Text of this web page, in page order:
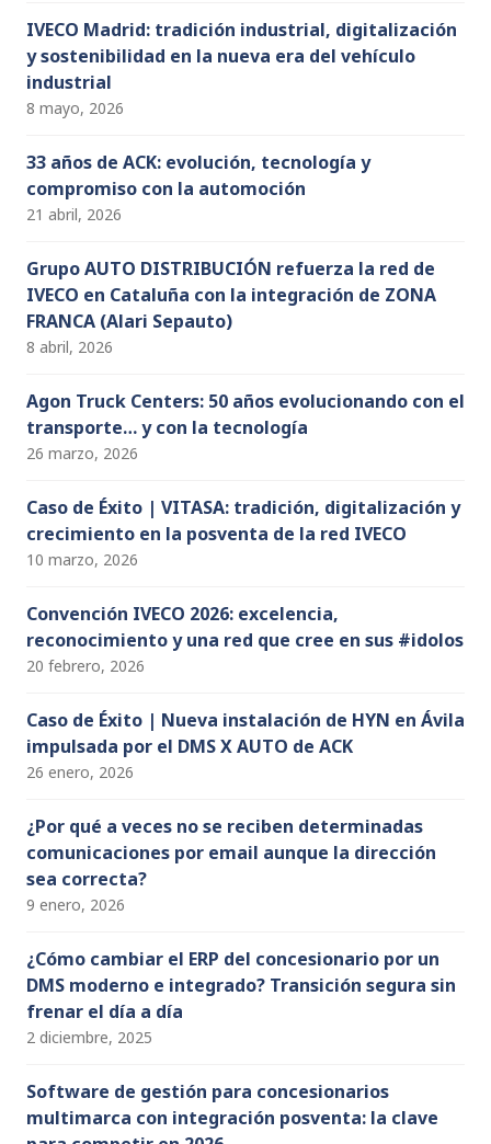
IVECO Madrid: tradición industrial, digitalización
y sostenibilidad en la nueva era del vehículo
industrial
8 mayo, 2026
33 años de ACK: evolución, tecnología y
compromiso con la automoción
21 abril, 2026
Grupo AUTO DISTRIBUCIÓN refuerza la red de
IVECO en Cataluña con la integración de ZONA
FRANCA (Alari Sepauto)
8 abril, 2026
Agon Truck Centers: 50 años evolucionando con el
transporte… y con la tecnología
26 marzo, 2026
Caso de Éxito | VITASA: tradición, digitalización y
crecimiento en la posventa de la red IVECO
10 marzo, 2026
Convención IVECO 2026: excelencia,
reconocimiento y una red que cree en sus #idolos
20 febrero, 2026
Caso de Éxito | Nueva instalación de HYN en Ávila
impulsada por el DMS X AUTO de ACK
26 enero, 2026
¿Por qué a veces no se reciben determinadas
comunicaciones por email aunque la dirección
sea correcta?
9 enero, 2026
¿Cómo cambiar el ERP del concesionario por un
DMS moderno e integrado? Transición segura sin
frenar el día a día
2 diciembre, 2025
Software de gestión para concesionarios
multimarca con integración posventa: la clave